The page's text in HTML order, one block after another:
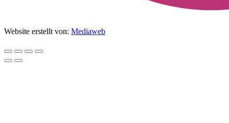
Website erstellt von: Mediaweb